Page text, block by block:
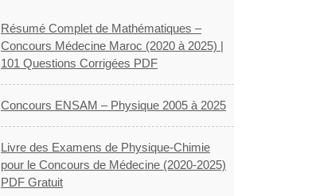
Résumé Complet de Mathématiques –
Concours Médecine Maroc (2020 à 2025) |
101 Questions Corrigées PDF
Concours ENSAM – Physique 2005 à 2025
Livre des Examens de Physique-Chimie
pour le Concours de Médecine (2020-2025)
PDF Gratuit